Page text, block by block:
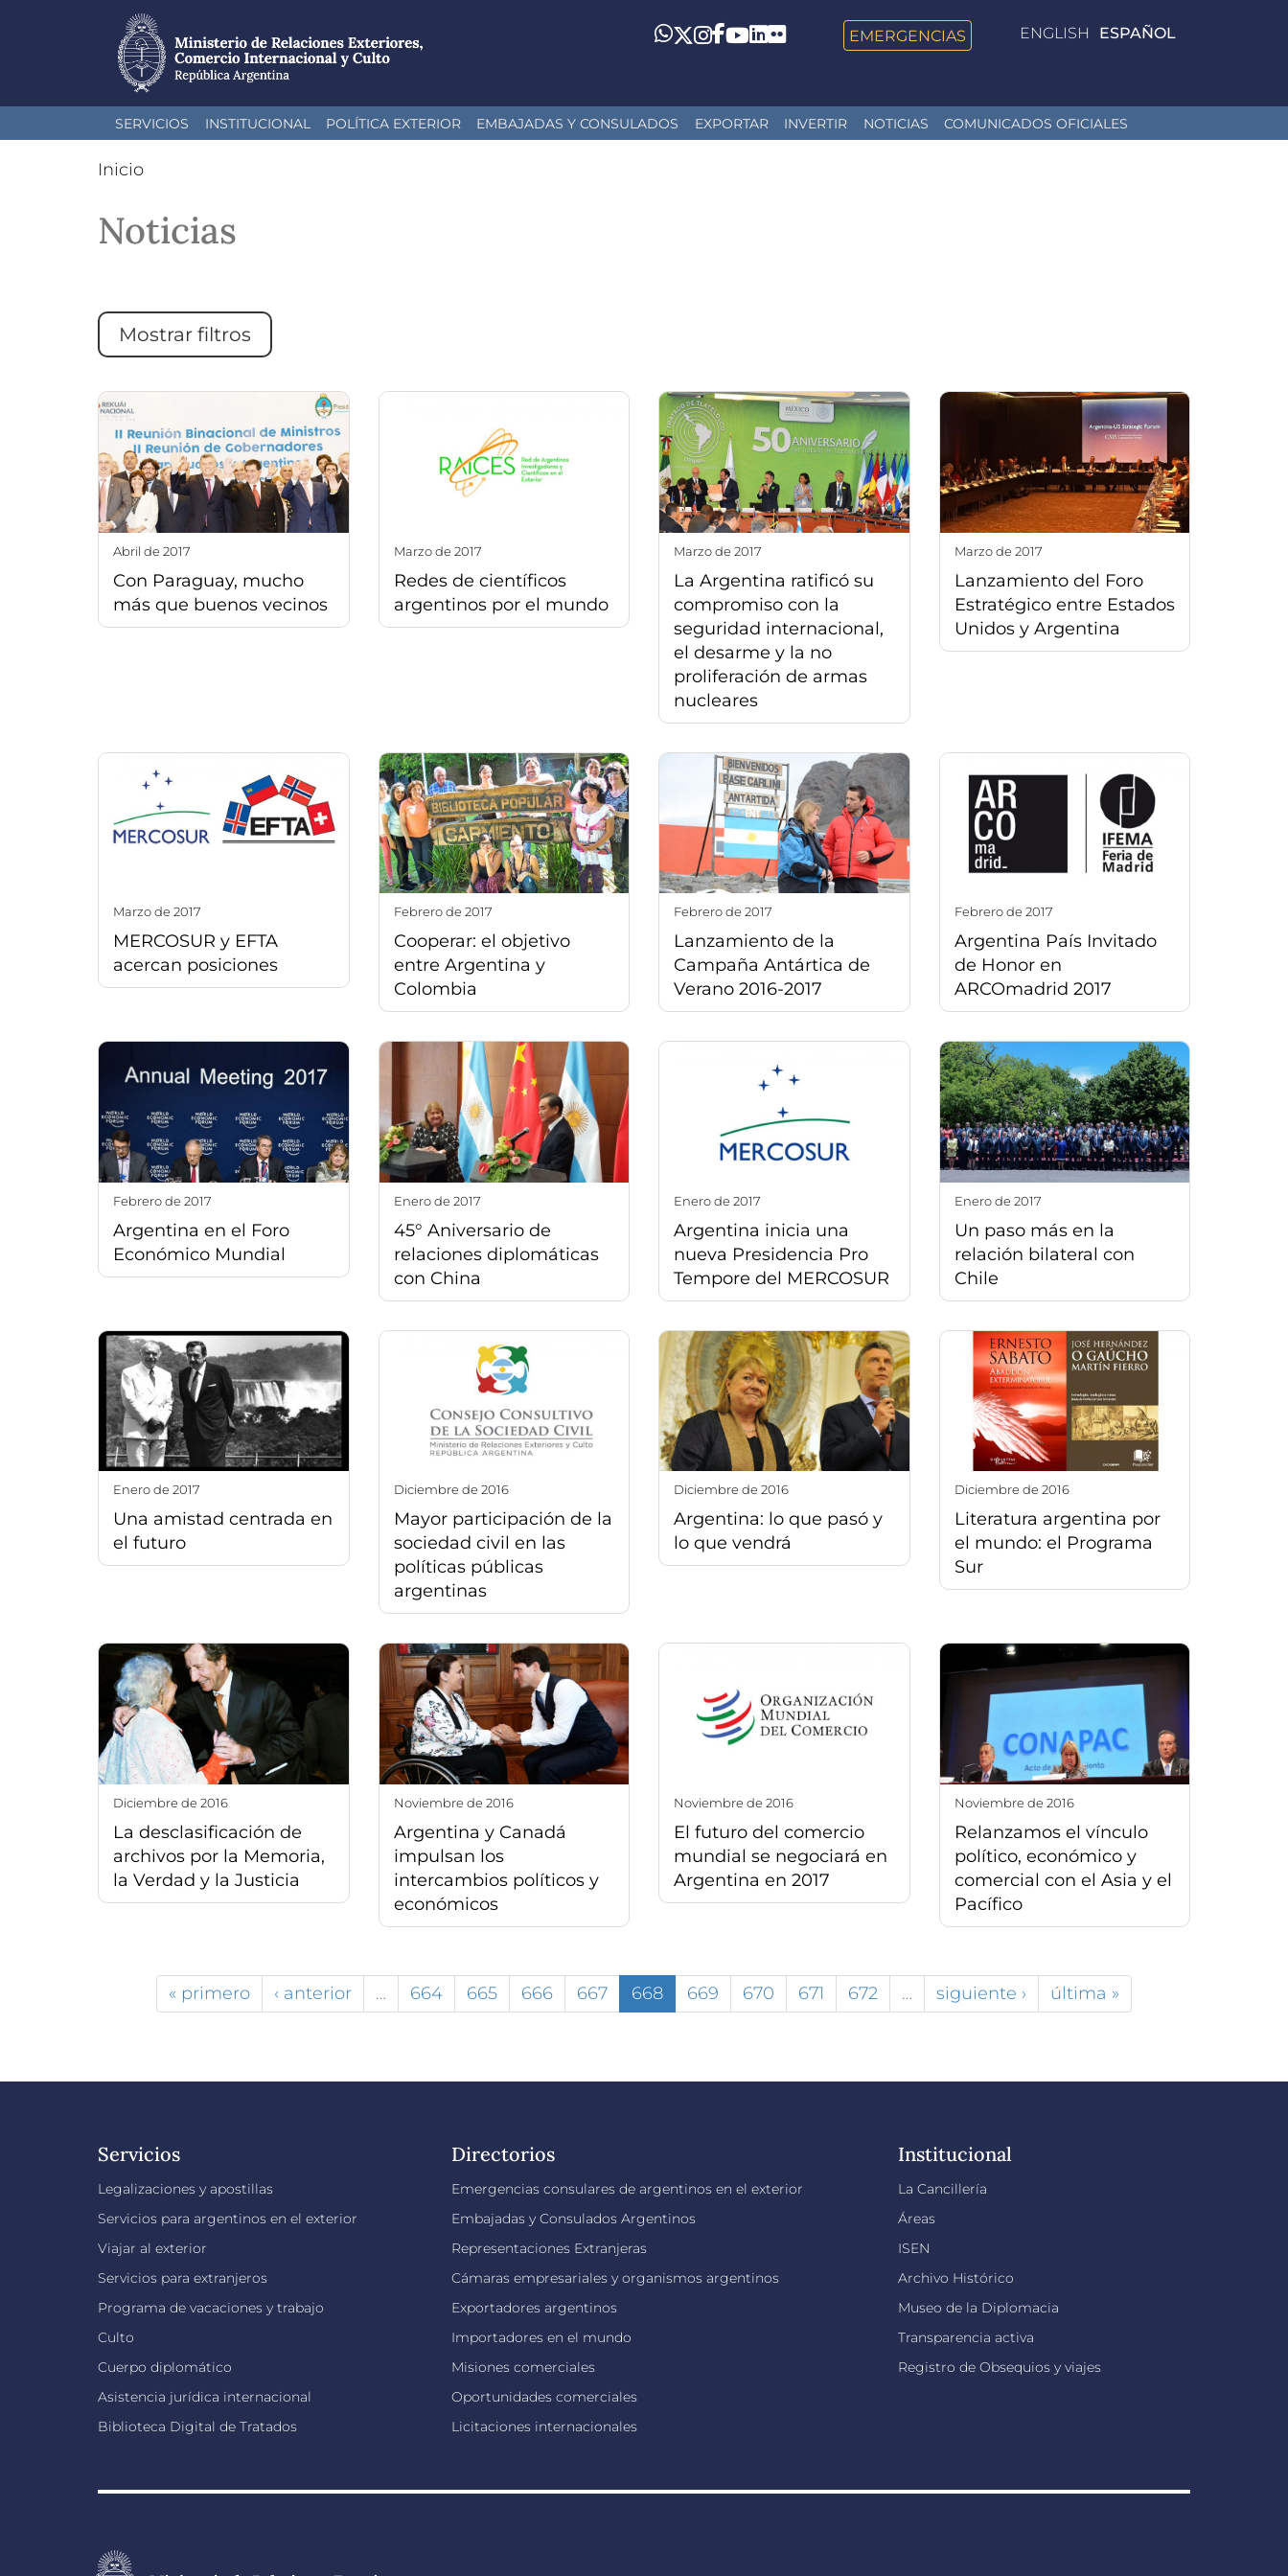
al
ENGLISH ESPAÑOL
Whatsapp
Twitter
Instagram
Facebook
YouTube
LinkedIn
Flickr EMERGENCIAS
SERVICIOS INSTITUCIONAL POLÍTICA EXTERIOR EMBAJADAS Y CONSULADOS EXPORTAR INVERTIR NOTICIAS COMUNICADOS OFICIALES
Inicio
Noticias
Mostrar filtros
abril de 2017
Con Paraguay, mucho
más que buenos vecinos
marzo de 2017
Redes de científicos
argentinos por el mundo
marzo de 2017
La Argentina ratificó su
compromiso con la
seguridad internacional,
el desarme y la no
proliferación de armas
nucleares
marzo de 2017
Lanzamiento del Foro
Estratégico entre Estados
Unidos y Argentina
marzo de 2017
MERCOSUR y EFTA
acercan posiciones
febrero de 2017
Cooperar: el objetivo
entre Argentina y
Colombia
febrero de 2017
Lanzamiento de la
Campaña Antártica de
Verano 2016-2017
febrero de 2017
Argentina País Invitado
de Honor en
ARCOmadrid 2017
febrero de 2017
Argentina en el Foro
Económico Mundial
enero de 2017
45° Aniversario de
relaciones diplomáticas
con China
enero de 2017
Argentina inicia una
nueva Presidencia Pro
Tempore del MERCOSUR
enero de 2017
Un paso más en la
relación bilateral con
Chile
enero de 2017
Una amistad centrada en
el futuro
diciembre de 2016
Mayor participación de la
sociedad civil en las
políticas públicas
argentinas
diciembre de 2016
Argentina: lo que pasó y
lo que vendrá
diciembre de 2016
Literatura argentina por
el mundo: el Programa
Sur
diciembre de 2016
La desclasificación de
archivos por la Memoria,
la Verdad y la Justicia
noviembre de 2016
Argentina y Canadá
impulsan los
intercambios políticos y
económicos
noviembre de 2016
El futuro del comercio
mundial se negociará en
Argentina en 2017
noviembre de 2016
Relanzamos el vínculo
político, económico y
comercial con el Asia y el
Pacífico
« primero ‹ anterior … 664 665 666 667 668 669 670 671 672 … siguiente › última »
Servicios
Legalizaciones y apostillas
Servicios para argentinos en el exterior
Viajar al exterior
Servicios para extranjeros
Programa de vacaciones y trabajo
Culto
Cuerpo diplomático
Asistencia jurídica internacional
Biblioteca Digital de Tratados
Directorios
Emergencias consulares de argentinos en el exterior
Embajadas y Consulados Argentinos
Representaciones Extranjeras
Cámaras empresariales y organismos argentinos
Exportadores argentinos
Importadores en el mundo
Misiones comerciales
Oportunidades comerciales
Licitaciones internacionales
Institucional
La Cancillería
Áreas
ISEN
Archivo Histórico
Museo de la Diplomacia
Transparencia activa
Registro de Obsequios y viajes